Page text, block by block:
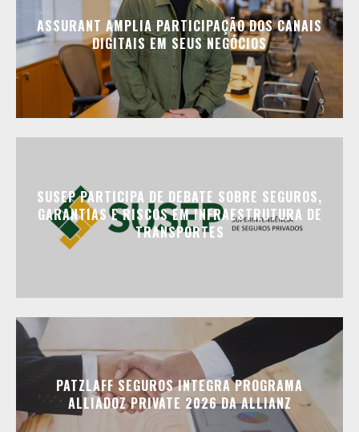
ASSURANT AMPLIA PARTICIPAÇÃO DOS CANAIS
DIGITAIS EM SEUS NEGÓCIOS
SUSEP PARTICIPA DE DEBATE SOBRE SEGUROS,
GARANTIAS E RISCOS EM INFRAESTRUTURA DE
TRANSPORTES
PATZLAFF SEGUROS INTEGRA PROGRAMA
ALLIADOZ PRIVATE 2026 DA ALLIANZ